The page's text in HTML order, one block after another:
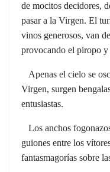
de mocitos decidores,
pasar a la Virgen. El
vinos generosos, van
provocando el piropo y
Apenas el cielo se
Virgen, surgen
entusiastas.
Los anchos
guiones entre los
fantasmagorías sobre